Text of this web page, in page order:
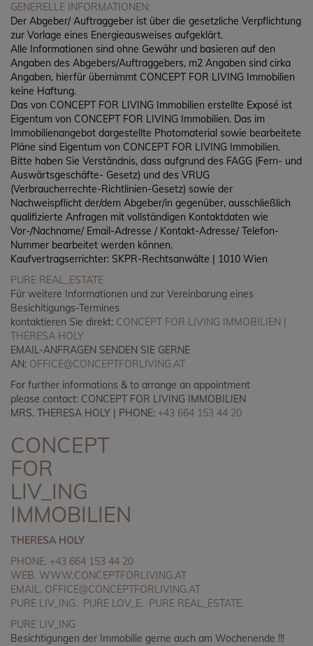
GENERELLE INFORMATIONEN:
Der Abgeber/ Auftraggeber ist über die gesetzliche Verpflichtung
zur Vorlage eines Energieausweises aufgeklärt.
Alle Informationen sind ohne Gewähr und basieren auf den
Angaben des Abgebers/Auftraggebers, m2 Angaben sind cirka
Angaben, hierfür übernimmt CONCEPT FOR LIVING Immobilien
keine Haftung.
Das von CONCEPT FOR LIVING Immobilien erstellte Exposé ist
Eigentum von CONCEPT FOR LIVING Immobilien. Das im
Immobilienangebot dargestellte Photomaterial sowie bearbeitete
Pläne sind Eigentum von CONCEPT FOR LIVING Immobilien.
Bitte haben Sie Verständnis, dass aufgrund des FAGG (Fern- und
Auswärtsgeschäfte- Gesetz) und des VRUG
(Verbraucherrechte-Richtlinien-Gesetz) sowie der
Nachweispflicht der/dem Abgeber/in gegenüber, ausschließlich
qualifizierte Anfragen mit vollständigen Kontaktdaten wie
Vor-/Nachname/ Email-Adresse / Kontakt-Adresse/ Telefon-
Nummer bearbeitet werden können.
Kaufvertragserrichter: SKPR-Rechtsanwälte | 1010 Wien
PURE REAL_ESTATE
Für weitere Informationen und zur Vereinbarung eines
Besichitigungs-Termines
kontaktieren Sie direkt: CONCEPT FOR LIVING IMMOBILIEN |
THERESA HOLY
EMAIL-ANFRAGEN SENDEN SIE GERNE
AN: OFFICE@CONCEPTFORLIVING.AT
For further informations & to arrange an appointment
please contact: CONCEPT FOR LIVING IMMOBILIEN
MRS. THERESA HOLY | PHONE: +43 664 153 44 20
CONCEPT
FOR
LIV_ING
IMMOBILIEN
THERESA HOLY
PHONE. +43 664 153 44 20
WEB. WWW.CONCEPTFORLIVING.AT
EMAIL. OFFICE@CONCEPTFORLIVING.AT
PURE LIV_ING. PURE LOV_E. PURE REAL_ESTATE.
PURE LIV_ING
Besichtigungen der Immobilie gerne auch am Wochenende !!!